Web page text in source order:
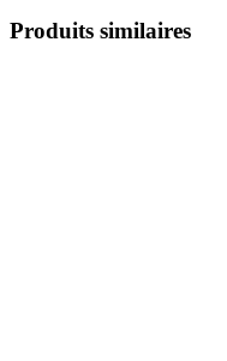
Produits similaires